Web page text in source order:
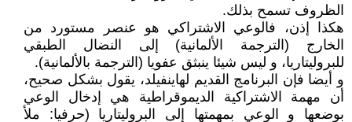
الظروف تسمح بذلك.
هكذا إذن، فالوعي الاشتراكي هو عنصر مستورد من
الخارج (الترجمة الألمانية) إلى النضال الطبقي
للبروليتاريا، و ليس شيئا ينبثق عفويا (الترجمة بالألمانية).
و أيضا فإن البرنامج القديم لهاينفيلد، يقول بشكل صحيح،
أن مهمة الاشتراكية الديموقراطية هي إدخال الوعي
بوضعها و الوعي بمهمتها إلى البروليتاريا (حرفيا: ملأ